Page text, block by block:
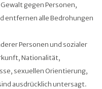
gegen Personen,
entfernen alle Bedrohungen
Personen und sozialer
Nationalität,
sexuellen Orientierung,
ausdrücklich untersagt.